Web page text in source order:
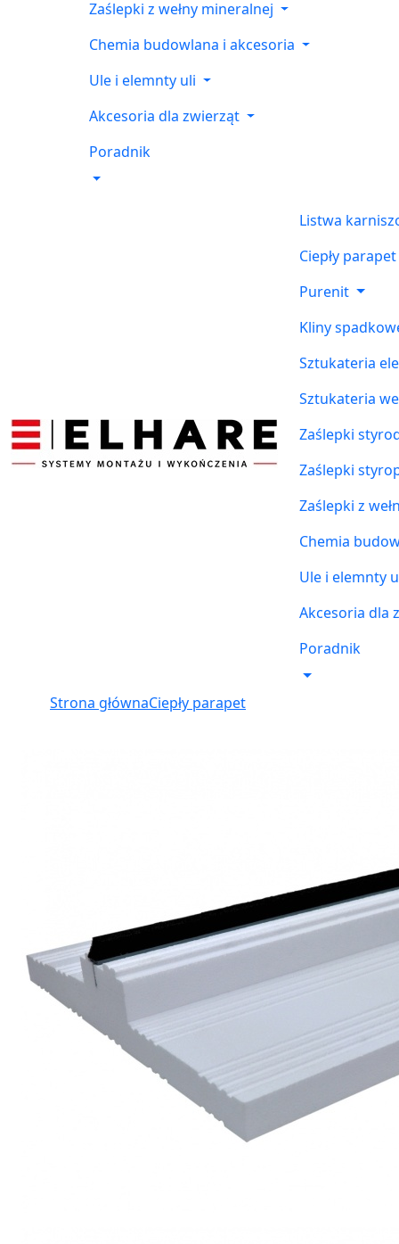
Zaślepki z wełny mineralnej
Chemia budowlana i akcesoria
Ule i elemnty uli
Akcesoria dla zwierząt
Poradnik
Listwa
Ciepły parapet
Purenit
Kliny
Sztukateria
Sztukateria
Zaślepki
Zaślepki
Zaślepki z
Chemia
Ule i elemnty
Akcesoria dla
Poradnik
Strona głównaCiepły parapet